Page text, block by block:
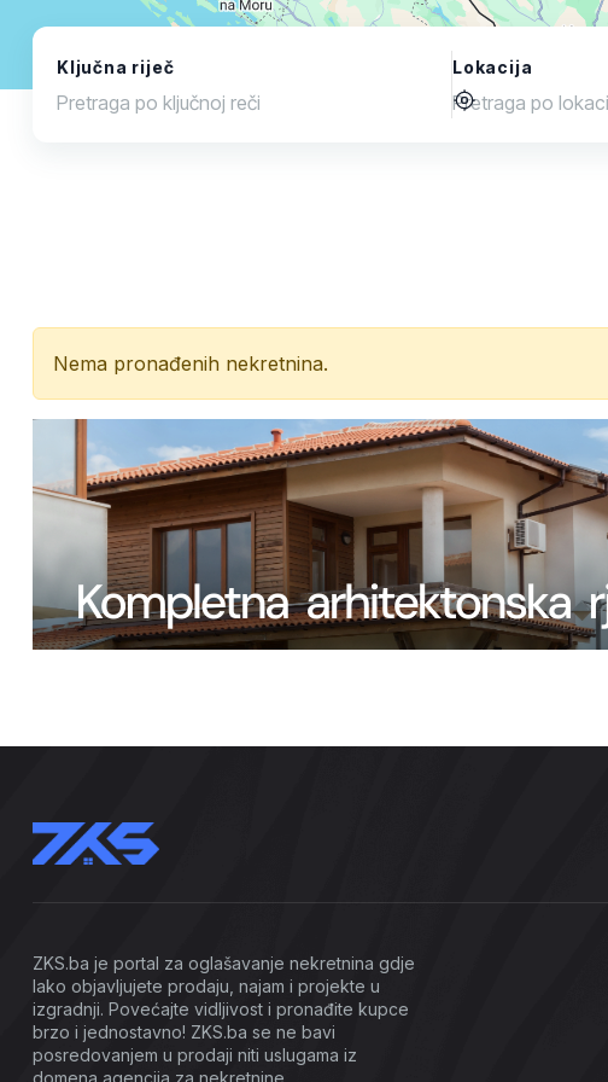
Ključna riječ Lokacija
Nema pronađenih nekretnina.
ZKS.ba je portal za oglašavanje nekretnina gdje
lako objavljujete prodaju, najam i projekte u
izgradnji. Povećajte vidljivost i pronađite kupce
brzo i jednostavno! ZKS.ba se ne bavi
posredovanjem u prodaji niti uslugama iz
domena agencija za nekretnine.